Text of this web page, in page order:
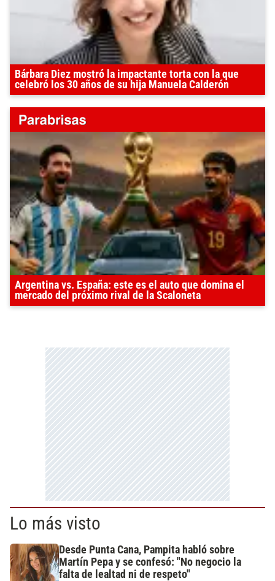
Bárbara Diez mostró la impactante torta con la que
celebró los 30 años de su hija Manuela Calderón
Argentina vs. España: este es el auto que domina el
mercado del próximo rival de la Scaloneta
Lo más visto
Desde Punta Cana, Pampita habló sobre
Martín Pepa y se confesó: "No negocio la
falta de lealtad ni de respeto"